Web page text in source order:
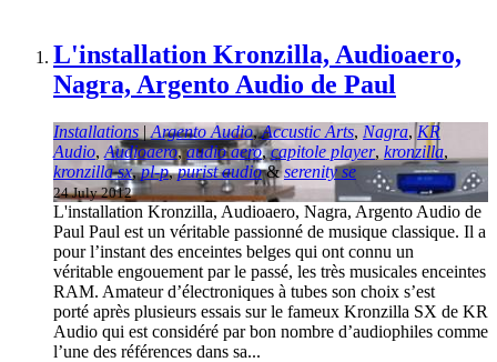
L'installation Kronzilla, Audioaero,
Nagra, Argento Audio de Paul
Installations | Argento Audio,Accustic Arts, Nagra,KR
Audio, Audioaero,audio aero,capitole player, kronzilla,
kronzilla sx,pl-p,purist audio&serenity se
24 July 2012
L'installation Kronzilla, Audioaero, Nagra, Argento Audio de
Paul Paul est un véritable passionné de musique classique. Il a
pour l’instant des enceintes belges qui ont connu un
véritable engouement par le passé, les très musicales enceintes
RAM. Amateur d’électroniques à tubes son choix s’est
porté après plusieurs essais sur le fameux Kronzilla SX de KR
Audio qui est considéré par bon nombre d’audiophiles comme
l’une des références dans sa...